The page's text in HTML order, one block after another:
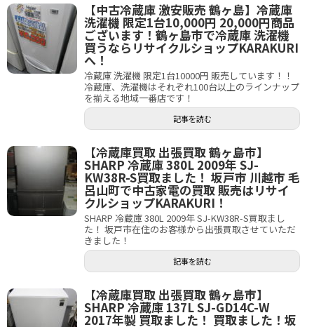
【中古冷蔵庫 激安販売 鶴ヶ島】冷蔵庫
洗濯機 限定1台10,000円 20,000円商品
ございます！鶴ヶ島市で冷蔵庫 洗濯機
買うならリサイクルショップKARAKURI
へ！
冷蔵庫 洗濯機 限定1台10000円 販売しています！！
冷蔵庫、洗濯機はそれぞれ100台以上のラインナップ
を揃える地域一番店です！
記事を読む
【冷蔵庫買取 出張買取 鶴ヶ島市】
SHARP 冷蔵庫 380L 2009年 SJ-
KW38R-S買取ました！ 坂戸市 川越市 毛
呂山町で中古家電の買取 販売はリサイ
クルショップKARAKURI！
SHARP 冷蔵庫 380L 2009年 SJ-KW38R-S買取まし
た！ 坂戸市在住のお客様から出張買取させていただ
きました！
記事を読む
【冷蔵庫買取 出張買取 鶴ヶ島市】
SHARP 冷蔵庫 137L SJ-GD14C-W
2017年製 買取ました！ 買取ました！坂